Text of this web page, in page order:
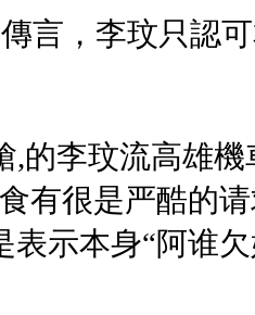
言，李玟只認
,的李玟流高雄
有很是严酷的
表示本身“阿谁